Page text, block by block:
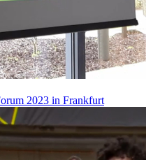
2023 in Frankfurt